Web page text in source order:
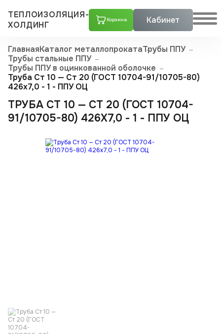
ТЕПЛОИЗОЛЯЦИЯ-
ХОЛДИНГ
Корзина Кабинет
ГлавнаяКаталог металлопрокатаТрубы ППУ
Трубы стальные ППУ
Трубы ППУ в оцинкованной оболочке
Труба Ст 10 — Ст 20 (ГОСТ 10704-91/10705-80)
426x7,0 - 1 - ППУ ОЦ
ТРУБА СТ 10 — СТ 20 (ГОСТ 10704-
91/10705-80) 426X7,0 - 1 - ППУ ОЦ